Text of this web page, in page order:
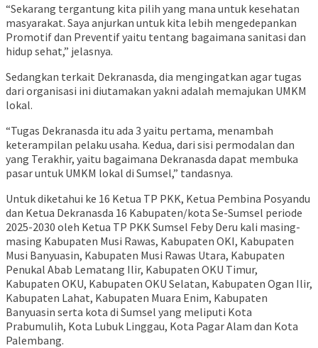
“Sekarang tergantung kita pilih yang mana untuk kesehatan
masyarakat. Saya anjurkan untuk kita lebih mengedepankan
Promotif dan Preventif yaitu tentang bagaimana sanitasi dan
hidup sehat,” jelasnya.
Sedangkan terkait Dekranasda, dia mengingatkan agar tugas
dari organisasi ini diutamakan yakni adalah memajukan UMKM
lokal.
“Tugas Dekranasda itu ada 3 yaitu pertama, menambah
keterampilan pelaku usaha. Kedua, dari sisi permodalan dan
yang Terakhir, yaitu bagaimana Dekranasda dapat membuka
pasar untuk UMKM lokal di Sumsel,” tandasnya.
Untuk diketahui ke 16 Ketua TP PKK, Ketua Pembina Posyandu
dan Ketua Dekranasda 16 Kabupaten/kota Se-Sumsel periode
2025-2030 oleh Ketua TP PKK Sumsel Feby Deru kali masing-
masing Kabupaten Musi Rawas, Kabupaten OKI, Kabupaten
Musi Banyuasin, Kabupaten Musi Rawas Utara, Kabupaten
Penukal Abab Lematang Ilir, Kabupaten OKU Timur,
Kabupaten OKU, Kabupaten OKU Selatan, Kabupaten Ogan Ilir,
Kabupaten Lahat, Kabupaten Muara Enim, Kabupaten
Banyuasin serta kota di Sumsel yang meliputi Kota
Prabumulih, Kota Lubuk Linggau, Kota Pagar Alam dan Kota
Palembang.